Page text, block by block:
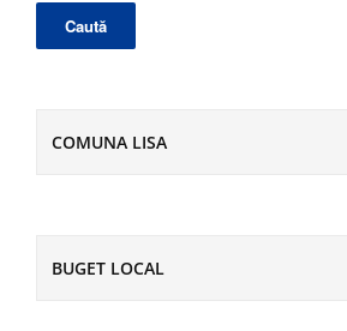
COMUNA LISA
BUGET LOCAL